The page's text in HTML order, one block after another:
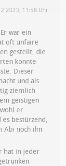
11:58 Uhr
war ein
oft unfaire
gestellt, die
konnte
Dieser
und als
ziemlich
geistigen
er
es bestürzend,
Abi noch ihn
hat in jeder